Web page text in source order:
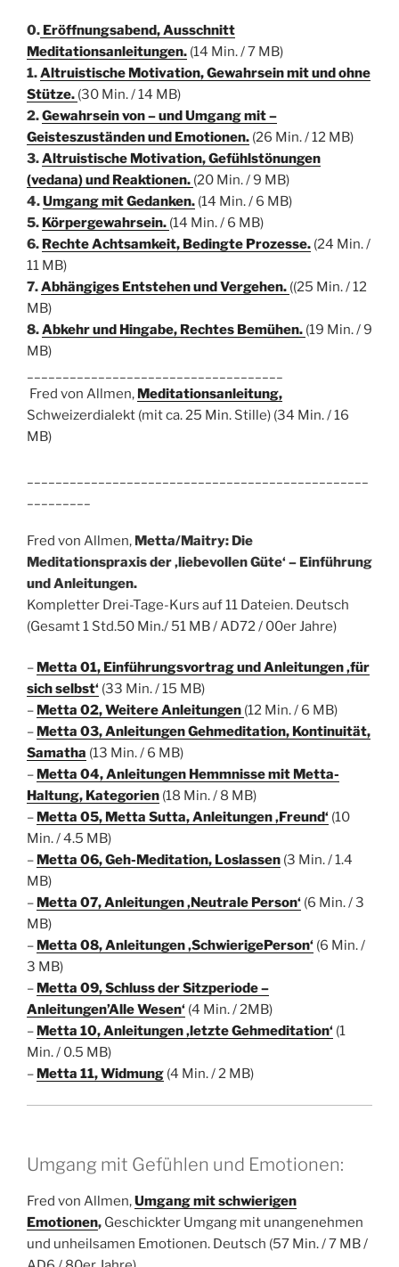
0. Eröffnungsabend, Ausschnitt
Meditationsanleitungen. (14 Min. / 7 MB)
1.Altruistische Motivation, Gewahrsein mit und ohne
Stütze. (30 Min. / 14 MB)
2.Gewahrsein von – und Umgang mit –
Geisteszuständen und Emotionen. (26 Min. / 12 MB)
3.Altruistische Motivation, Gefühlstönungen
(vedana) und Reaktionen. (20 Min. / 9 MB)
4.Umgang mit Gedanken. (14 Min. / 6 MB)
5. Körpergewahrsein. (14 Min. / 6 MB)
6. Rechte Achtsamkeit, Bedingte Prozesse. (24 Min. /
11 MB)
7.Abhängiges Entstehen und Vergehen. ((25 Min. / 12
MB)
8.Abkehr und Hingabe, Rechtes Bemühen. (19 Min. / 9
MB)
Fred von Allmen, Meditationsanleitung,
Schweizerdialekt (mit ca. 25 Min. Stille) (34 Min. / 16
MB)
Fred von Allmen, Metta/Maitry: Die
Meditationspraxis der ‚liebevollen Güte‘ – Einführung
und Anleitungen.
Kompletter Drei-Tage-Kurs auf 11 Dateien. Deutsch
(Gesamt 1 Std.50 Min./ 51 MB / AD72 / 00er Jahre)
– Metta 01, Einführungsvortrag und Anleitungen ‚für
sich selbst‘ (33 Min. / 15 MB)
– Metta 02, Weitere Anleitungen (12 Min. / 6 MB)
– Metta 03, Anleitungen Gehmeditation, Kontinuität,
Samatha (13 Min. / 6 MB)
– Metta 04, Anleitungen Hemmnisse mit Metta-
Haltung, Kategorien (18 Min. / 8 MB)
– Metta 05, Metta Sutta, Anleitungen ‚Freund‘ (10
Min. / 4.5 MB)
– Metta 06, Geh-Meditation, Loslassen (3 Min. / 1.4
MB)
– Metta 07, Anleitungen ‚Neutrale Person‘ (6 Min. / 3
MB)
– Metta 08, Anleitungen ‚SchwierigePerson‘ (6 Min. /
3 MB)
– Metta 09, Schluss der Sitzperiode –
Anleitungen’Alle Wesen‘ (4 Min. / 2MB)
– Metta 10, Anleitungen ‚letzte Gehmeditation‘ (1
Min. / 0.5 MB)
– Metta 11, Widmung (4 Min. / 2 MB)
Umgang mit Gefühlen und Emotionen:
Fred von Allmen,Umgang mit schwierigen
Emotionen, Geschickter Umgang mit unangenehmen
und unheilsamen Emotionen. Deutsch (57 Min. / 7 MB /